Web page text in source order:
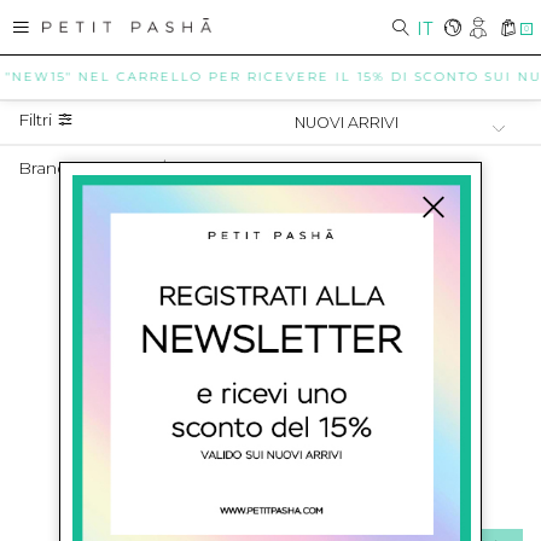
IT 0
NEL CARRELLO PER RICEVERE IL 15% DI SCONTO SUI
Filtri
Brand Neonato / BALMAIN KIDS
NEONATO BALMAIN KIDS
SHOW ITEMS to0of0total